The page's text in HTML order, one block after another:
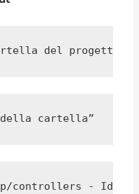
del progetto”
della cartella”
controllers -